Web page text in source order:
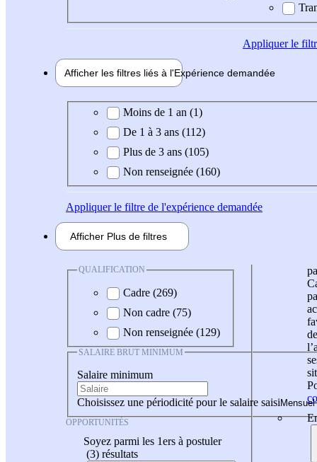
Appliquerle
Afficher les filtres liés à l'Expérience demandée
Expérience demandée
Moins de 1 an (1)
De 1 à 3 ans (112)
Plus de 3 ans (105)
Non renseignée (160)
Appliquerle filtre de l'expérience demandée
Afficher Plus de filtres
QUALIFICATION
Cadre (269)
Non cadre (75)
Non renseignée (129)
SALAIRE BRUT MINIMUM
Salaire minimum
Choisissez une périodicité pour le salaire saisi
OPPORTUNITÉS
Soyez parmi les 1ers à postuler
(3) résultats